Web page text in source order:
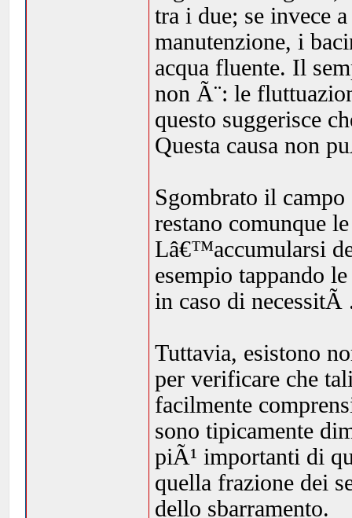
tra i due; se invece
manutenzione, i
acqua fluente. Il
non Ã¨: le
questo suggerisce
Questa causa non
Sgombrato il
restano comunque
Lâ€™accumularsi
esempio tappando
in caso di necessitÃ
Tuttavia, esistono
per verificare che
facilmente
sono tipicamente
piÃ¹ importanti di
quella frazione dei
dello sbarramento.